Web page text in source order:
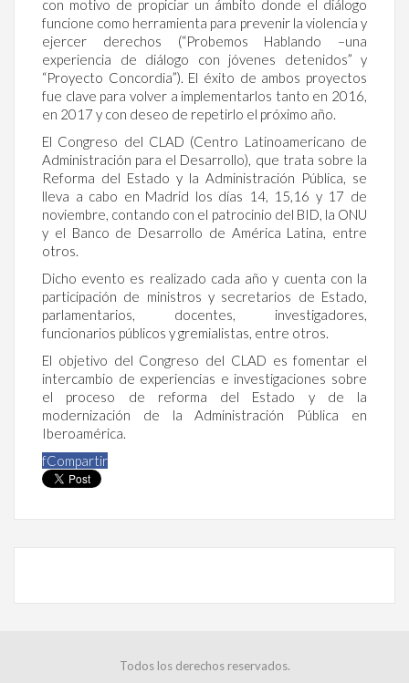
con motivo de propiciar un ámbito donde el diálogo
funcione como herramienta para prevenir la violencia y
ejercer derechos (“Probemos Hablando –una
experiencia de diálogo con jóvenes detenidos” y
“Proyecto Concordia”). El éxito de ambos proyectos
fue clave para volver a implementarlos tanto en 2016,
en 2017 y con deseo de repetirlo el próximo año.
El Congreso del CLAD (Centro Latinoamericano de
Administración para el Desarrollo), que trata sobre la
Reforma del Estado y la Administración Pública, se
lleva a cabo en Madrid los días 14, 15,16 y 17 de
noviembre, contando con el patrocinio del BID, la ONU
y el Banco de Desarrollo de América Latina, entre
otros.
Dicho evento es realizado cada año y cuenta con la
participación de ministros y secretarios de Estado,
parlamentarios, docentes, investigadores,
funcionarios públicos y gremialistas, entre otros.
El objetivo del Congreso del CLAD es fomentar el
intercambio de experiencias e investigaciones sobre
el proceso de reforma del Estado y de la
modernización de la Administración Pública en
Iberoamérica.
fCompartir
Todos los derechos reservados.